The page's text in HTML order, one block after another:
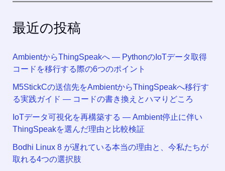
最近の投稿
AmbientからThingSpeakへ ― PythonのIoTデータ取得
コードを移行する際の6つのポイント
M5StickCの送信先をAmbientからThingSpeakへ移行す
る実践ガイド ― コードの書き換えとハマりどころ
IoTデータ可視化を再構築する ― Ambient停止に伴い
ThingSpeakを選んだ理由と比較検証
Bodhi Linux 8 が遅れている本当の理由と、今私たちが
取れる4つの選択肢